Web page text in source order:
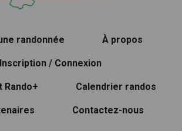
randonnée À propos
Inscription / Connexion
Rando+ Calendrier randos
Contactez-nous